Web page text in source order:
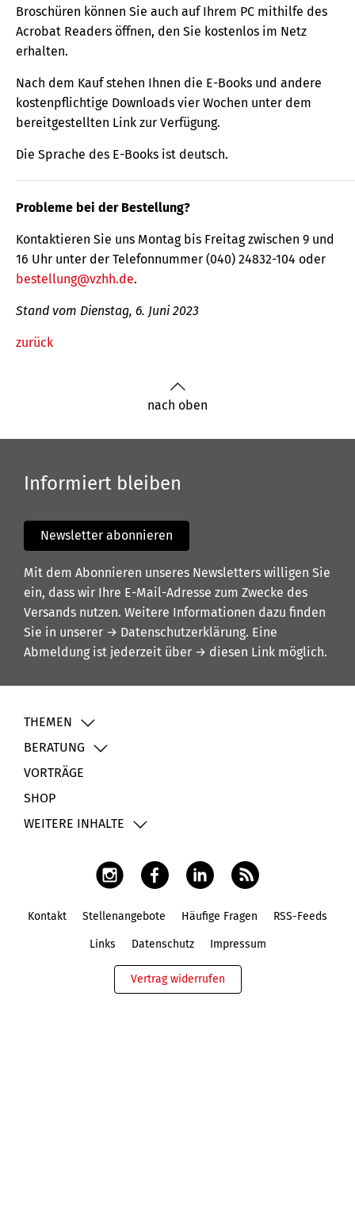
Broschüren können Sie auch auf Ihrem PC mithilfe des
Acrobat Readers öffnen, den Sie kostenlos im Netz
erhalten.
Nach dem Kauf stehen Ihnen die E-Books und andere
kostenpflichtige Downloads vier Wochen unter dem
bereitgestellten Link zur Verfügung.
Die Sprache des E-Books ist deutsch.
Probleme bei der Bestellung?
Kontaktieren Sie uns Montag bis Freitag zwischen 9 und
16 Uhr unter der Telefonnummer (040) 24832-104 oder
bestellung@vzhh.de.
Stand vom Dienstag, 6. Juni 2023
zurück
nach oben
Informiert bleiben
Newsletter abonnieren
Mit dem Abonnieren unseres Newsletters willigen Sie
ein, dass wir Ihre E-Mail-Adresse zum Zwecke des
Versands nutzen. Weitere Informationen dazu finden
Sie in unserer → Datenschutzerklärung. Eine
Abmeldung ist jederzeit über → diesen Link möglich.
THEMEN
BERATUNG
VORTRÄGE
SHOP
WEITERE INHALTE
Kontakt Stellenangebote Häufige Fragen RSS-Feeds
Links Datenschutz Impressum
Vertrag widerrufen